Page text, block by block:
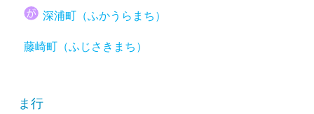
深浦町（ふかうらまち）
藤崎町（ふじさきまち）
ま行